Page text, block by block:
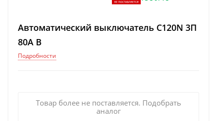
Автоматический выключатель C120N 3П
80A B
Подробности
Товар более не поставляется. Подобрать
аналог